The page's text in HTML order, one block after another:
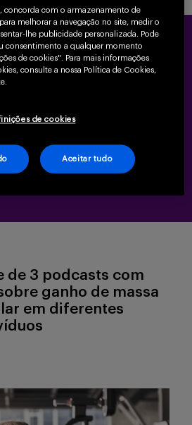
virtual de um
número de celular com
contato.
de 3 podcasts com
ganho de massa
em diferentes
concorda com o armazenamento de
melhorar a navegação no site, medir o
lhe publicidade personalizada. Pode
consentimento a qualquer momento
de cookies". Para mais informações
consulte a nossa Política de Cookies,
de cookies
Aceitar tudo